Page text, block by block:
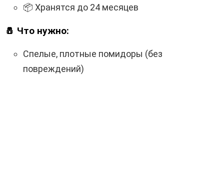
📦 Хранятся до 24 месяцев
🧂 Что нужно:
Спелые, плотные помидоры (без
повреждений)